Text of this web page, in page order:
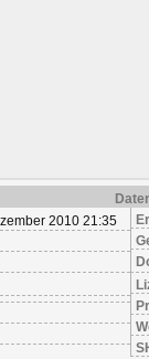
2010 21:35